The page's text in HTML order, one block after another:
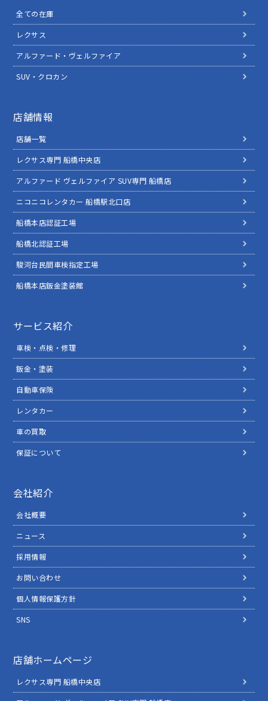
全ての在庫
レクサス
アルファード・ヴェルファイア
SUV・クロカン
店舗情報
店舗一覧
レクサス専門 船橋中央店
アルファード ヴェルファイア SUV専門 船橋店
ニコニコレンタカー 船橋駅北口店
船橋本店認証工場
船橋北認証工場
駿河台民間車検指定工場
船橋本店鈑金塗装館
サービス紹介
車検・点検・修理
鈑金・塗装
自動車保険
レンタカー
車の買取
保証について
会社紹介
会社概要
ニュース
採用情報
お問い合わせ
個人情報保護方針
SNS
店舗ホームページ
レクサス専門 船橋中央店